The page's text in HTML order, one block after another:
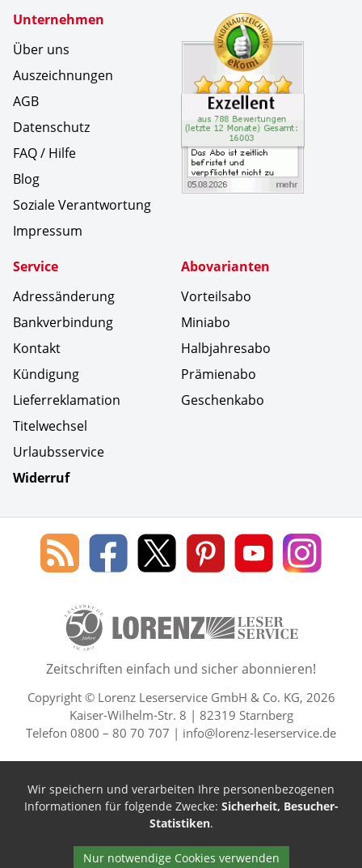
Unternehmen
Über uns
Auszeichnungen
AGB
Datenschutz
FAQ / Hilfe
Blog
Soziale Verantwortung
Impressum
Service
Adressänderung
Bankverbindung
Kontakt
Kündigung
Lieferreklamation
Titelwechsel
Urlaubsservice
Widerruf
Abovarianten
Vorteilsabo
Miniabo
Halbjahresabo
Prämienabo
Geschenkabo
Zertifikate
Social Media
Blog
des
Leserservice
Lorenz
Leserservice
Lorenz
Leserservice
Lorenz
Leserservice
Lorenz
Leserservice
Lorenz
50 Lesefreude im Abo Jahre
Zeitschriften einfach und sicher abonnieren!
Copyright © Lorenz Leserservice GmbH & Co. KG, 2026
Kaiser-Wilhelm-Str. 8 | 82319 Starnberg
Telefon 0800 – 80 70 707 | info@lorenz-leserservice.de
Wir speichern und verarbeiten Ihre personenbezogenen
Informationen für folgende Zwecke: Sicherheit, Besucher-
Statistiken.
Nur notwendige Cookies verwenden